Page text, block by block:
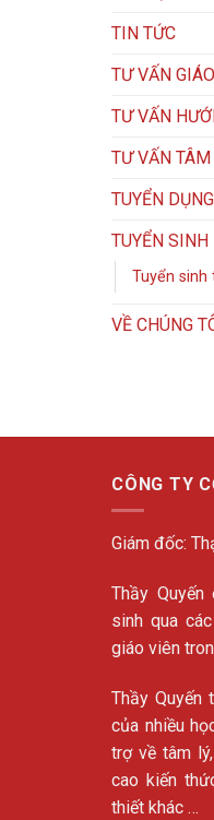
TIN TỨC
TƯ VẤN
TƯ VẤN
TƯ VẤN TÂM
TUYỂN DỤNG
TUYỂN SINH
Tuyển sinh
VỀ CHÚNG
CÔNG TY
Giám đốc:
Thầy
sinh qua
giáo viên
Thầy Quyến
của nhiều
trợ về tâm
cao kiến
thiết khác …